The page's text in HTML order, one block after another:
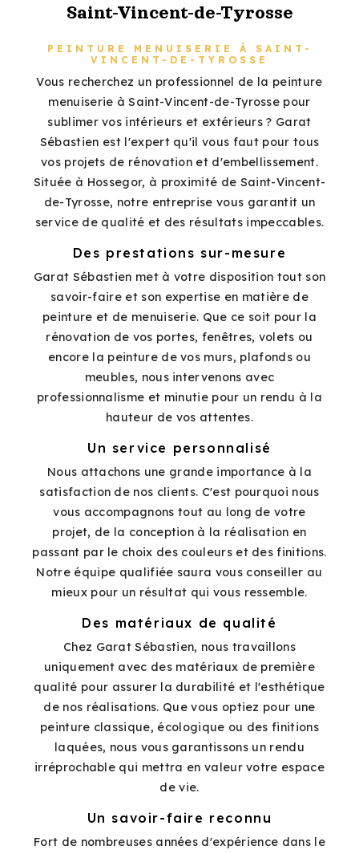
Saint-Vincent-de-Tyrosse
PEINTURE MENUISERIE À SAINT-
VINCENT-DE-TYROSSE
Vous recherchez un professionnel de la peinture
menuiserie à Saint-Vincent-de-Tyrosse pour
sublimer vos intérieurs et extérieurs ? Garat
Sébastien est l'expert qu'il vous faut pour tous
vos projets de rénovation et d'embellissement.
Située à Hossegor, à proximité de Saint-Vincent-
de-Tyrosse, notre entreprise vous garantit un
service de qualité et des résultats impeccables.
Des prestations sur-mesure
Garat Sébastien met à votre disposition tout son
savoir-faire et son expertise en matière de
peinture et de menuiserie. Que ce soit pour la
rénovation de vos portes, fenêtres, volets ou
encore la peinture de vos murs, plafonds ou
meubles, nous intervenons avec
professionnalisme et minutie pour un rendu à la
hauteur de vos attentes.
Un service personnalisé
Nous attachons une grande importance à la
satisfaction de nos clients. C'est pourquoi nous
vous accompagnons tout au long de votre
projet, de la conception à la réalisation en
passant par le choix des couleurs et des finitions.
Notre équipe qualifiée saura vous conseiller au
mieux pour un résultat qui vous ressemble.
Des matériaux de qualité
Chez Garat Sébastien, nous travaillons
uniquement avec des matériaux de première
qualité pour assurer la durabilité et l'esthétique
de nos réalisations. Que vous optiez pour une
peinture classique, écologique ou des finitions
laquées, nous vous garantissons un rendu
irréprochable qui mettra en valeur votre espace
de vie.
Un savoir-faire reconnu
Fort de nombreuses années d'expérience dans le